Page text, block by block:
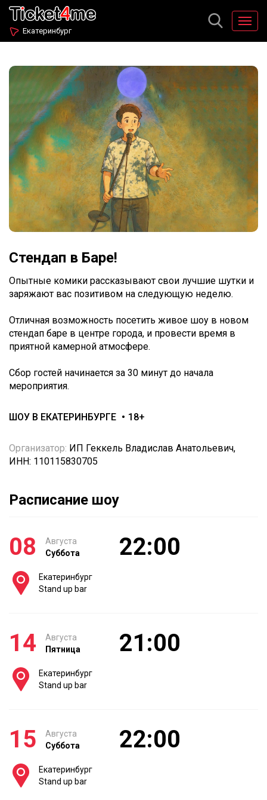
Екатеринбург
Стендап в Баре!
Опытные комики рассказывают свои лучшие шутки и
заряжают вас позитивом на следующую неделю.
Отличная возможность посетить живое шоу в новом
стендап баре в центре города, и провести время в
приятной камерной атмосфере.
Сбор гостей начинается за 30 минут до начала
мероприятия.
ШОУ В ЕКАТЕРИНБУРГЕ 18+
Организатор: ИП Геккель Владислав Анатольевич,
ИНН: 110115830705
Расписание шоу
08
Августа
Суббота
22:00
Екатеринбург
Stand up bar
14
Августа
Пятница
21:00
Екатеринбург
Stand up bar
15
Августа
Суббота
22:00
Екатеринбург
Stand up bar